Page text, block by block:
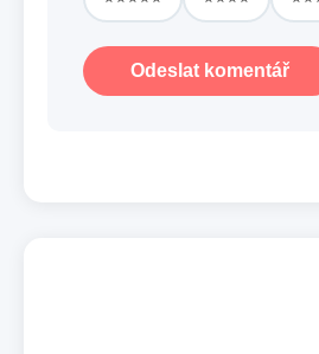
Odeslat komentář